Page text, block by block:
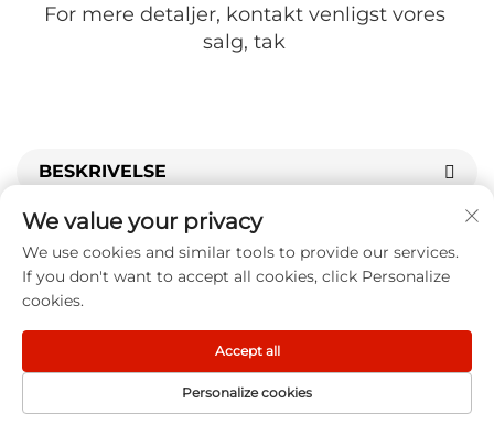
For mere detaljer, kontakt venligst vores
salg, tak
BESKRIVELSE
Du kan også like
We value your privacy
We use cookies and similar tools to provide our services.
If you don't want to accept all cookies, click Personalize
cookies.
Personalize cookies
Accept all